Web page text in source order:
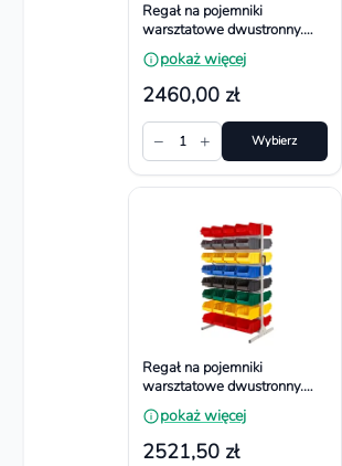
Regał na pojemniki
warsztatowe dwustronny.
Wym. 1610x940x650 mm,
120 dużych pojemników
pokaż więcej
2460,00 zł
− 1 + Wybierz
Regał na pojemniki
warsztatowe dwustronny.
Wym. 1610x940x650 mm,
64 pojemniki
pokaż więcej
2521,50 zł